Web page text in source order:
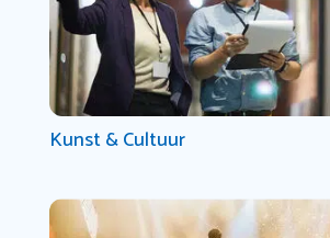
Kunst & Cultuur